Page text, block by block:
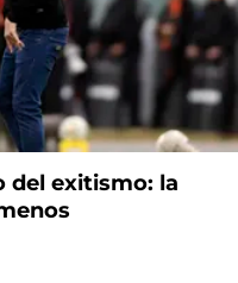
del exitismo: la